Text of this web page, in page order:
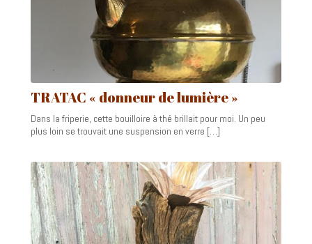
TRATAC « donneur de lumière »
Dans la friperie, cette bouilloire à thé brillait pour moi. Un peu
plus loin se trouvait une suspension en verre […]